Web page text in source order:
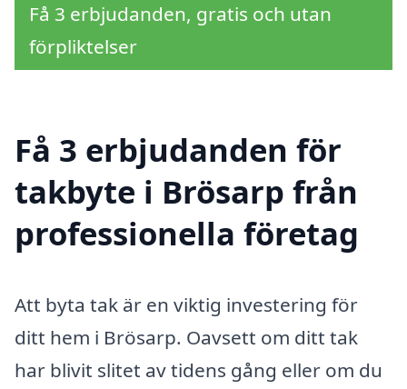
Få 3 erbjudanden, gratis och utan
förpliktelser
Få 3 erbjudanden för
takbyte i Brösarp från
professionella företag
Att byta tak är en viktig investering för
ditt hem i Brösarp. Oavsett om ditt tak
har blivit slitet av tidens gång eller om du